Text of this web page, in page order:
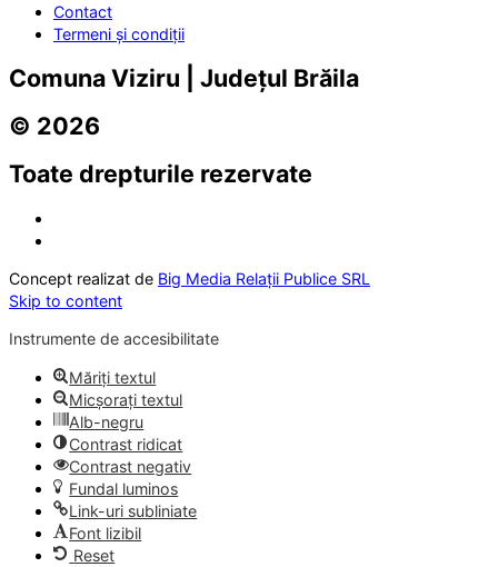
Contact
Termeni și condiții
Comuna Viziru | Județul Brăila
© 2026
Toate drepturile rezervate
Concept realizat de Big Media Relații Publice SRL
Skip to content
Instrumente de accesibilitate
Măriți textul
Micșorați textul
Alb-negru
Contrast ridicat
Contrast negativ
Fundal luminos
Link-uri subliniate
Font lizibil
Reset